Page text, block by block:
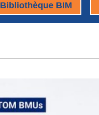
Bibliothèque BIM